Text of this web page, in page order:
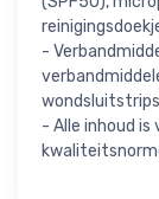
-
- Alle inhoud is